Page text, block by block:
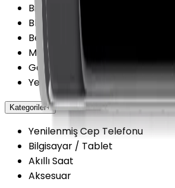
Biz kimiz?
Blog
Belgelerimiz
Mağazalarımız
Getmobil Güvenilir Mi?
Yenilenmiş Cihazlarda Güvence
Kategoriler+
Yenilenmiş Cep Telefonu
Bilgisayar / Tablet
Akıllı Saat
Aksesuar